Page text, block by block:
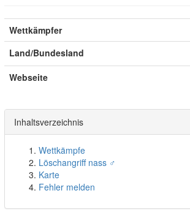
Wettkämpfer
Land/Bundesland
Webseite
Inhaltsverzeichnis
Wettkämpfe
Löschangriff nass ♂
Karte
Fehler melden